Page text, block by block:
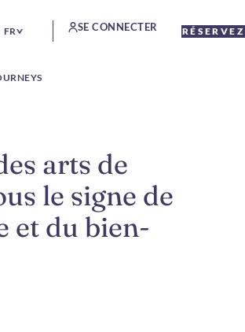
FR SE CONNECTER RÉSERVEZ
arts de
le signe de
et du bien-